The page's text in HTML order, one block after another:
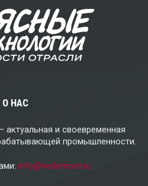
О НАС
и своевременная
промышленности.
info@vedomost.ru